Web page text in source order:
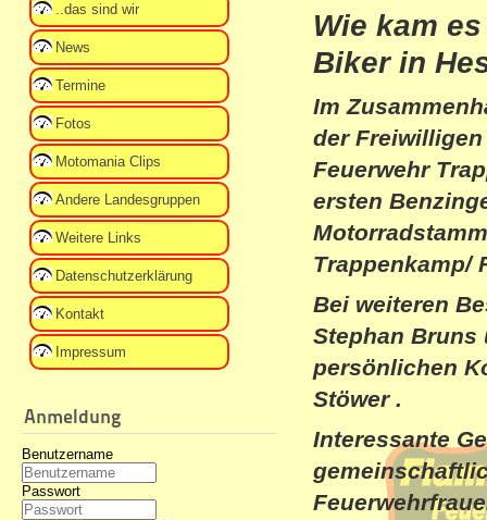
..das sind wir
News
Termine
Fotos
Motomania Clips
Andere Landesgruppen
Weitere Links
Datenschutzerklärung
Kontakt
Impressum
Anmeldung
Benutzername
Passwort
Wie kam
Biker in
Im
der
Feuerwehr
ersten
Trappenkamp/
Bei weiteren
Stephan Bruns
persönlichen
Stöwer .
Interessante